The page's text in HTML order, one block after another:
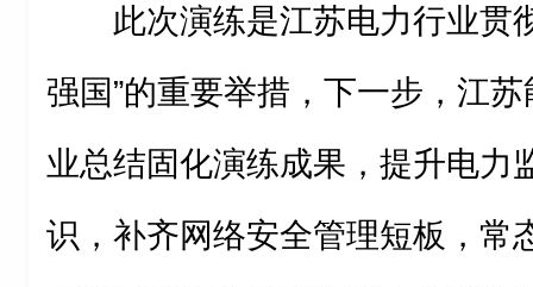
此次演练是江苏电力行业贯
强国”的重要举措，下一步，江
业总结固化演练成果，提升电力
识，补齐网络安全管理短板，常